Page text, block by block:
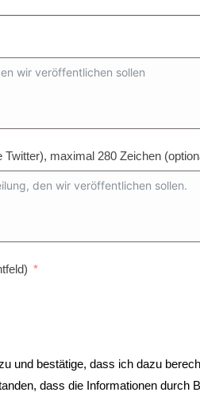
maximal 280 Zeichen
und bestätige, dass ich dazu
dass die Informationen